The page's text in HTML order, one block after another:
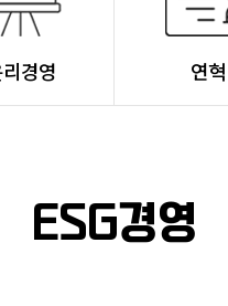
경영 연혁
ESG경영